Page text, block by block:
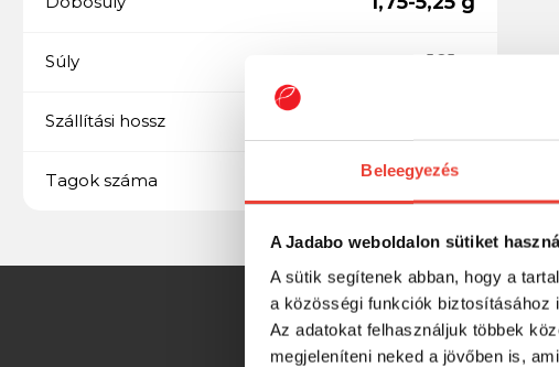
Beleegyezés
A Jadabo weboldalon sütiket
A sütik segítenek abban, hogy a
a közösségi funkciók biztosításához
Az adatokat felhasználjuk többek
megjeleníteni neked a jövőben is,
Súly 101 g
Szállítási hossz
Tagok száma